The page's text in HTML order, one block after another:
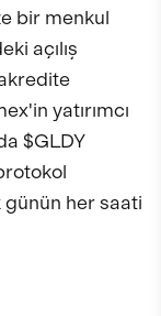
bir menkul
açılış
yatırımcı
$GLDY
günün her saati